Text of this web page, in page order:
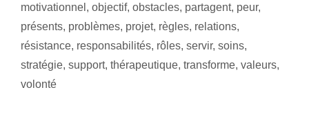
motivationnel , objectif, obstacles, partagent, peur,
présents, problèmes, projet, règles, relations,
résistance, responsabilités, rôles, servir, soins,
stratégie, support, thérapeutique, transforme, valeurs,
volonté